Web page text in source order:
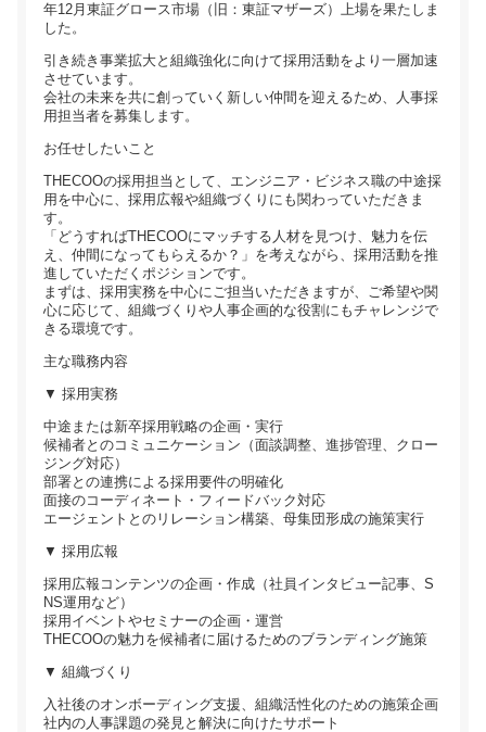
年12月東証グロース市場（旧：東証マザーズ）上場を果たしま
した。
引き続き事業拡大と組織強化に向けて採用活動をより一層加速
させています。
会社の未来を共に創っていく新しい仲間を迎えるため、人事採
用担当者を募集します。
お任せしたいこと
THECOOの採用担当として、エンジニア・ビジネス職の中途採
用を中心に、採用広報や組織づくりにも関わっていただきま
す。
「どうすればTHECOOにマッチする人材を見つけ、魅力を伝
え、仲間になってもらえるか？」を考えながら、採用活動を推
進していただくポジションです。
まずは、採用実務を中心にご担当いただきますが、ご希望や関
心に応じて、組織づくりや人事企画的な役割にもチャレンジで
きる環境です。
主な職務内容
▼ 採用実務
中途または新卒採用戦略の企画・実行
候補者とのコミュニケーション（面談調整、進捗管理、クロー
ジング対応）
部署との連携による採用要件の明確化
面接のコーディネート・フィードバック対応
エージェントとのリレーション構築、母集団形成の施策実行
▼ 採用広報
採用広報コンテンツの企画・作成（社員インタビュー記事、S
NS運用など）
採用イベントやセミナーの企画・運営
THECOOの魅力を候補者に届けるためのブランディング施策
▼ 組織づくり
入社後のオンボーディング支援、組織活性化のための施策企画
社内の人事課題の発見と解決に向けたサポート